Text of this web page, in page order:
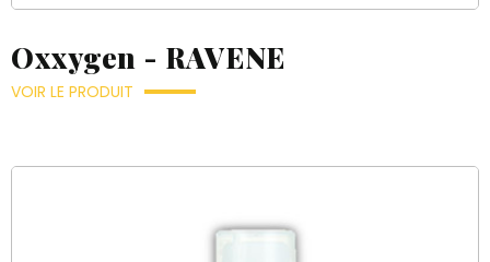
Oxxygen - RAVENE
VOIR LE PRODUIT